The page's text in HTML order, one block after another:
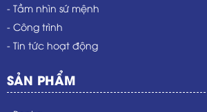
- Tầm nhìn sứ mệnh
- Công trình
- Tin tức hoạt động
SẢN PHẨM